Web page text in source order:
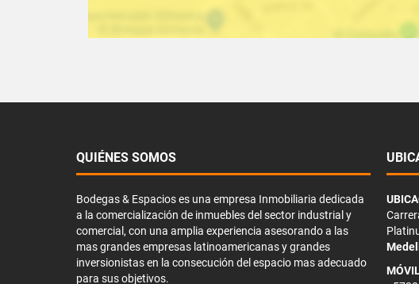
QUIÉNES SOMOS
Bodegas & Espacios es una empresa Inmobiliaria dedicada
a la comercialización de inmuebles del sector industrial y
comercial, con una amplia experiencia asesorando a las
mas grandes empresas latinoamericanas y grandes
inversionistas en la consecución del espacio mas adecuado
para sus objetivos.